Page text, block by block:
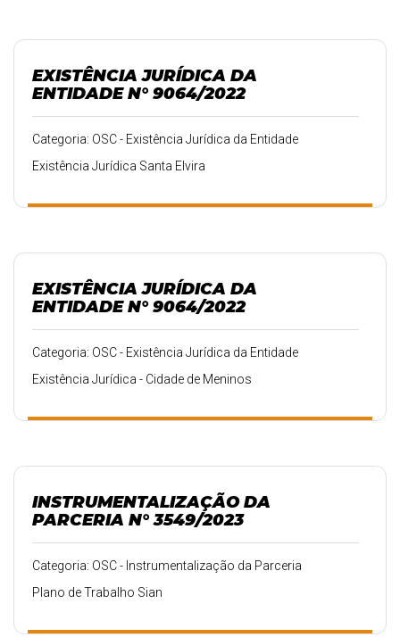
EXISTÊNCIA JURÍDICA DA
ENTIDADE N° 9064/2022
Categoria: OSC - Existência Jurídica da Entidade
Existência Jurídica Santa Elvira
EXISTÊNCIA JURÍDICA DA
ENTIDADE N° 9064/2022
Categoria: OSC - Existência Jurídica da Entidade
Existência Jurídica - Cidade de Meninos
INSTRUMENTALIZAÇÃO DA
PARCERIA N° 3549/2023
Categoria: OSC - Instrumentalização da Parceria
Plano de Trabalho Sian